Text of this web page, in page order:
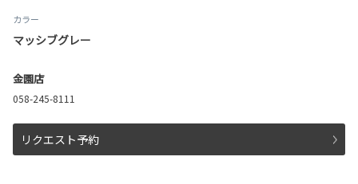
カラー
マッシブグレー
金園店
058-245-8111
リクエスト予約